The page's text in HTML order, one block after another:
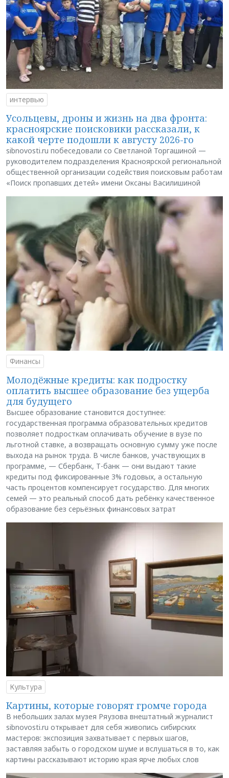
интервью
Усольцевы, дроны и жизнь на два фронта:
красноярские поисковики рассказали, к
какой черте подошли к августу 2026-го
sibnovosti.ru побеседовали со Светланой Торгашиной —
руководителем подразделения Красноярской региональной
общественной организации содействия поисковым работам
«Поиск пропавших детей» имени Оксаны Василишиной
Финансы
Молодёжные кредиты: как подростку
оплатить высшее образование без ущерба
для будущего
Высшее образование становится доступнее:
государственная программа образовательных кредитов
позволяет подросткам оплачивать обучение в вузе по
льготной ставке, а возвращать основную сумму уже после
выхода на рынок труда. В числе банков, участвующих в
программе, — Сбербанк, Т-банк — они выдают такие
кредиты под фиксированные 3% годовых, а остальную
часть процентов компенсирует государство. Для многих
семей — это реальный способ дать ребёнку качественное
образование без серьёзных финансовых затрат
Культура
Картины, которые говорят громче города
В небольших залах музея Ряузова внештатный журналист
sibnovosti.ru открывает для себя живопись сибирских
мастеров: экспозиция захватывает с первых шагов,
заставляя забыть о городском шуме и вслушаться в то, как
картины рассказывают историю края ярче любых слов